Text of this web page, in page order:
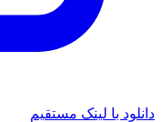
با لینک مستقیم